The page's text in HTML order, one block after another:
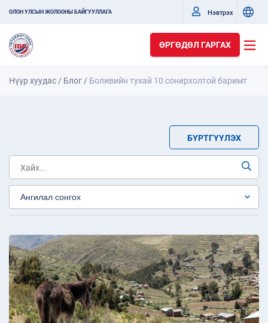
ОЛОН УЛСЫН ЖОЛООНЫ БАЙГУУЛЛАГА Нэвтрэх
ӨРГӨДӨЛ ГАРГАХ
Нүүр хуудас / Блог / Боливийн тухай 10 сонирхолтой баримт
БҮРТГҮҮЛЭХ